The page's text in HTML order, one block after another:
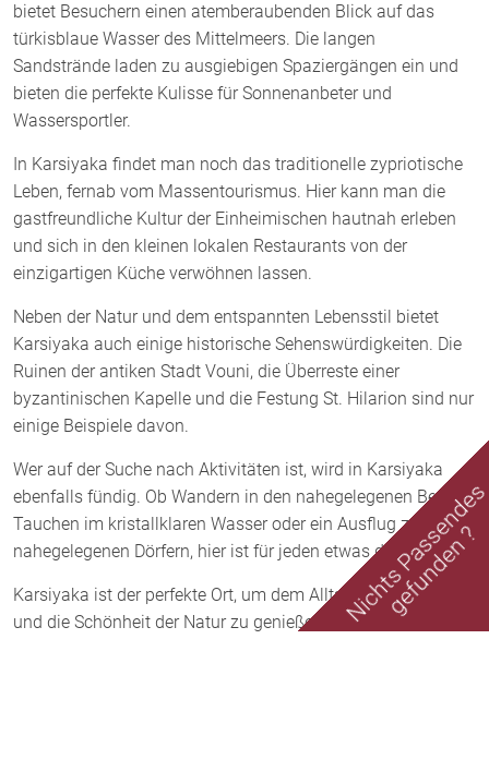
bietet Besuchern einen atemberaubenden Blick auf das
türkisblaue Wasser des Mittelmeers. Die langen
Sandstrände laden zu ausgiebigen Spaziergängen ein und
bieten die perfekte Kulisse für Sonnenanbeter und
Wassersportler.
In Karsiyaka findet man noch das traditionelle zypriotische
Leben, fernab vom Massentourismus. Hier kann man die
gastfreundliche Kultur der Einheimischen hautnah erleben
und sich in den kleinen lokalen Restaurants von der
einzigartigen Küche verwöhnen lassen.
Neben der Natur und dem entspannten Lebensstil bietet
Karsiyaka auch einige historische Sehenswürdigkeiten. Die
Ruinen der antiken Stadt Vouni, die Überreste einer
byzantinischen Kapelle und die Festung St. Hilarion sind nur
einige Beispiele davon.
Wer auf der Suche nach Aktivitäten ist, wird in Karsiyaka
ebenfalls fündig. Ob Wandern in den nahegelegenen Bergen,
Tauchen im kristallklaren Wasser oder ein Ausflug zu den
nahegelegenen Dörfern, hier ist für jeden etwas dabei.
Karsiyaka ist der perfekte Ort, um dem Alltag zu entfliehen
und die Schönheit der Natur zu genießen. Mit seinem
Nichtsgefunden ?